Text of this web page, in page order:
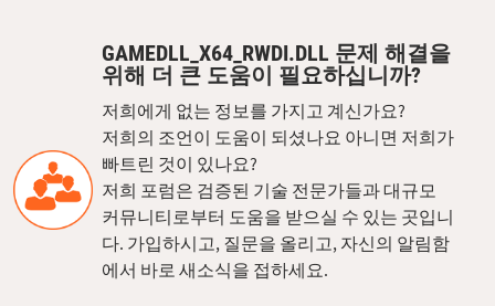
GAMEDLL_X64_RWDI.DLL 문제 해결을
위해 더 큰 도움이 필요하십니까?
저희에게 없는 정보를 가지고 계신가요?
저희의 조언이 도움이 되셨나요 아니면 저희가
빠트린 것이 있나요?
저희 포럼은 검증된 기술 전문가들과 대규모
커뮤니티로부터 도움을 받으실 수 있는 곳입니
다. 가입하시고, 질문을 올리고, 자신의 알림함
에서 바로 새소식을 접하세요.